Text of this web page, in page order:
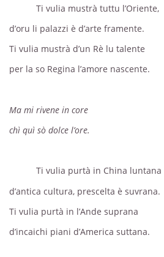
Ti vulia mustrà tuttu l’Oriente,
d’oru li palazzi è d’arte framente.
Ti vulia mustrà d’un Rè lu talente
per la so Regina l’amore nascente.
Ma mi rivene in core
chì quì sò dolce l’ore.
Ti vulia purtà in China luntana
d’antica cultura, prescelta è suvrana.
Ti vulia purtà in l’Ande suprana
d’incaichi piani d’America suttana.